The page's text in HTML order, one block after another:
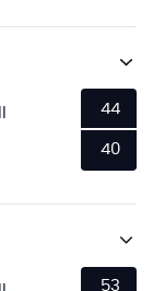
44
40
53